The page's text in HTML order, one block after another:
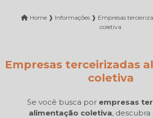
Home ❱ Informações ❱ Empresas
coletiva
Empresas terceirizadas
coletiva
Se você busca por empresas
alimentação coletiva,